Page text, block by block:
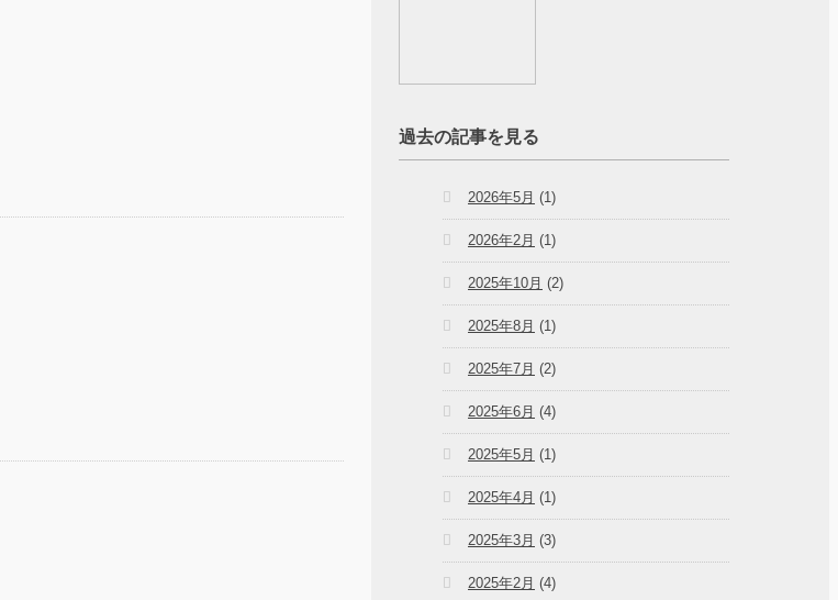
過去の記事を見る
2026年5月 (1)
2026年2月 (1)
2025年10月 (2)
2025年8月 (1)
2025年7月 (2)
2025年6月 (4)
2025年5月 (1)
2025年4月 (1)
2025年3月 (3)
2025年2月 (4)